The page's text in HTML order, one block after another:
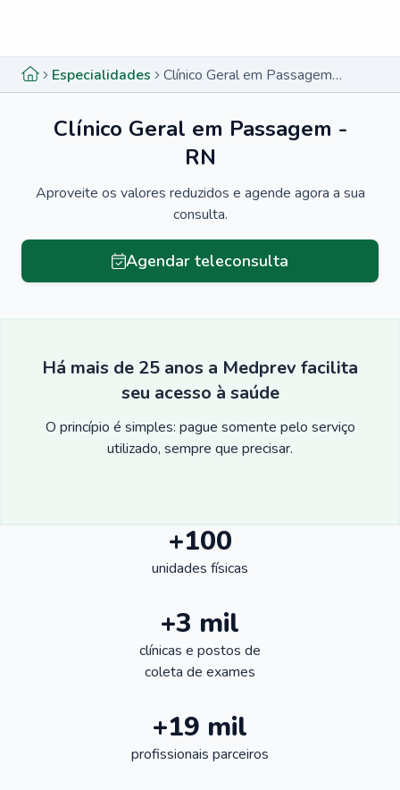
Especialidades Clínico Geral em Passagem - RN
Clínico Geral em Passagem -
RN
Aproveite os valores reduzidos e agende agora a sua
consulta.
Agendar teleconsulta
Há mais de 25 anos a Medprev facilita
seu acesso à saúde
O princípio é simples: pague somente pelo serviço
utilizado, sempre que precisar.
+100
unidades físicas
+3 mil
clínicas e postos de
coleta de exames
+19 mil
profissionais parceiros